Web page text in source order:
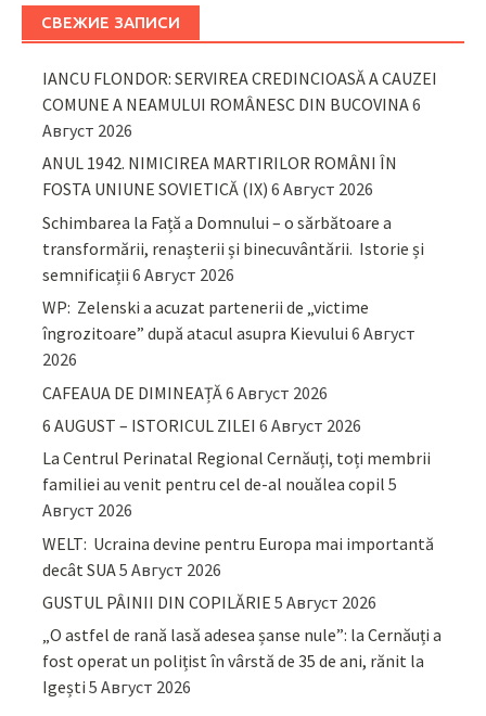
СВЕЖИЕ ЗАПИСИ
IANCU FLONDOR: SERVIREA CREDINCIOASĂ A CAUZEI
COMUNE A NEAMULUI ROMÂNESC DIN BUCOVINA6
Август 2026
ANUL 1942. NIMICIREA MARTIRILOR ROMÂNI ÎN
FOSTA UNIUNE SOVIETICĂ (IX) 6 Август 2026
Schimbarea la Față a Domnului – o sărbătoare a
transformării, renașterii și binecuvântării. Istorie și
semnificații 6 Август 2026
WP: Zelenski a acuzat partenerii de „victime
îngrozitoare” după atacul asupra Kievului 6 Август
2026
CAFEAUA DE DIMINEAȚĂ6 Август 2026
6 AUGUST – ISTORICUL ZILEI 6 Август 2026
La Centrul Perinatal Regional Cernăuți, toți membrii
familiei au venit pentru cel de-al nouălea copil 5
Август 2026
WELT: Ucraina devine pentru Europa mai importantă
decât SUA5 Август 2026
GUSTUL PÂINII DIN COPILĂRIE 5 Август 2026
„O astfel de rană lasă adesea șanse nule”: la Cernăuți a
fost operat un polițist în vârstă de 35 de ani, rănit la
Igești 5 Август 2026